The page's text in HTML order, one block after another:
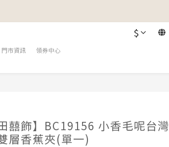
$
門市資訊 領券中心
田囍飾】BC19156 小香毛呢台灣
層香蕉夾(單一)